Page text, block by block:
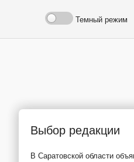
Темный режим
Выбор редакции
В Саратовской области